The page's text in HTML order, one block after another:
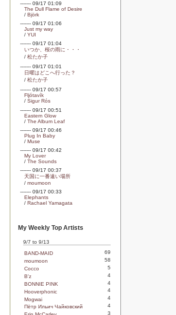
------- 09/17 01:09
The Dull Flame of Desire
/ Björk
------- 09/17 01:06
Just my way
/ YUI
------- 09/17 01:04
いつか、桜の雨に・・・
/ 松たか子
------- 09/17 01:01
日曜はどこへ行った？
/ 松たか子
------- 09/17 00:57
Fljótavík
/ Sigur Rós
------- 09/17 00:51
Eastern Glow
/ The Album Leaf
------- 09/17 00:46
Plug In Baby
/ Muse
------- 09/17 00:42
My Lover
/ The Sounds
------- 09/17 00:37
天国に一番遠い場所
/ moumoon
------- 09/17 00:33
Elephants
/ Rachael Yamagata
My Weekly Top Artists
9/7 to 9/13
BAND-MAID
69
moumoon
58
Cocco
5
B'z
4
BONNIE PINK
4
Hooverphonic
4
Mogwai
4
Пётр Ильич Чайковский
4
3